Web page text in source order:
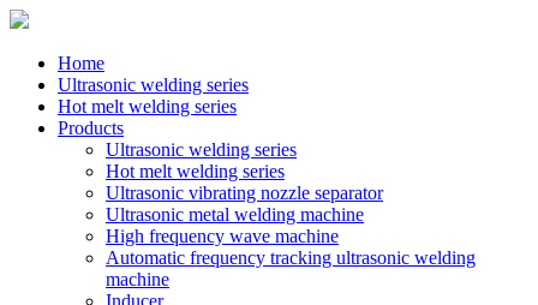
Home
Ultrasonic welding series
Hot melt welding series
Products
Ultrasonic welding series
Hot melt welding series
Ultrasonic vibrating nozzle separator
Ultrasonic metal welding machine
High frequency wave machine
Automatic frequency tracking ultrasonic welding
machine
Inducer